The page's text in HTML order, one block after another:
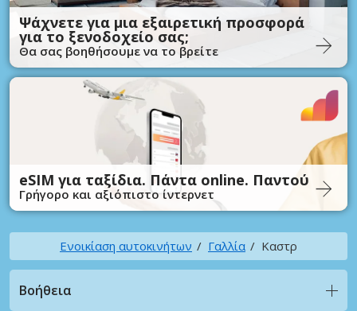
Ψάχνετε για μια εξαιρετική προσφορά
για το ξενοδοχείο σας;
Θα σας βοηθήσουμε να το βρείτε
eSIM για ταξίδια. Πάντα online. Παντού
Γρήγορο και αξιόπιστο ίντερνετ
Ενοικίαση αυτοκινήτων Γαλλία Καστρ
Βοήθεια